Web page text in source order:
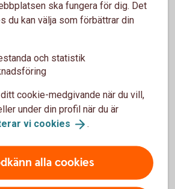
förbättra
möjligt, försök att jobba heltid,
ska fungera för dig. Det
du kan välja som förbättrar din
och statistik
cookie-medgivande när du vill,
under din profil när du är
vi cookies .
alla cookies